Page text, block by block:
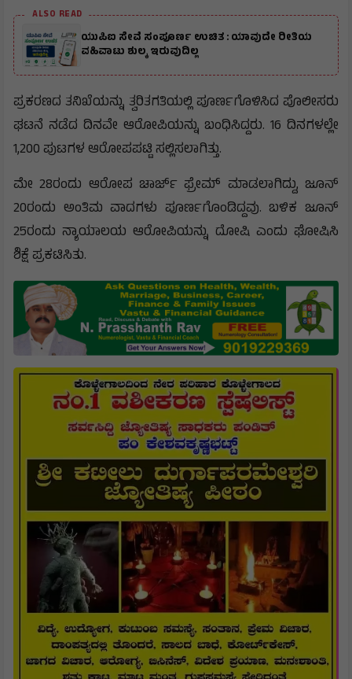
ALSO READ
ಯುಪಿಐ ಸೇವೆ ಸಂಪೂರ್ಣ ಉಚಿತ : ಯಾವುದೇ ರೀತಿಯ
ವಹಿವಾಟು ಶುಲ್ಕ ಇರುವುದಿಲ್ಲ
ಪ್ರಕರಣದ ತನಿಖೆಯನ್ನು ತ್ವರಿತಗತಿಯಲ್ಲಿ ಪೂರ್ಣಗೊಳಿಸಿದ ಪೊಲೀಸರು
ಘಟನೆ ನಡೆದ ದಿನವೇ ಆರೋಪಿಯನ್ನು ಬಂಧಿಸಿದ್ದರು. 16 ದಿನಗಳಲ್ಲೇ
1,200 ಪುಟಗಳ ಆರೋಪಪಟ್ಟಿ ಸಲ್ಲಿಸಲಾಗಿತ್ತು.
ಮೇ 28ರಂದು ಆರೋಪ ಚಾರ್ಜ್‌ ಫ್ರೇಮ್ ಮಾಡಲಾಗಿದ್ದು, ಜೂನ್
20ರಂದು ಅಂತಿಮ ವಾದಗಳು ಪೂರ್ಣಗೊಂಡಿದ್ದವು. ಬಳಿಕ ಜೂನ್
25ರಂದು ನ್ಯಾಯಾಲಯ ಆರೋಪಿಯನ್ನು ದೋಷಿ ಎಂದು ಘೋಷಿಸಿ
ಶಿಕ್ಷೆ ಪ್ರಕಟಿಸಿತು.